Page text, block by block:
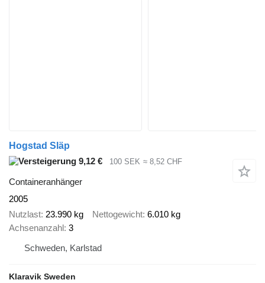
Hogstad Släp
9,12 €
100 SEK ≈ 8,52 CHF
Containeranhänger
2005
Nutzlast 23.990 kg Nettogewicht 6.010 kg
Achsenanzahl 3
Schweden, Karlstad
Klaravik Sweden